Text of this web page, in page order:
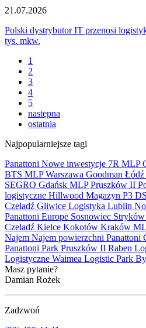
21.07.2026
Polski dystrybutor IT przenosi
tys. mkw.
1
2
3
4
5
następna
ostatnia
Najpopularniejsze tagi
Panattoni Nowe inwestycje 7R MLP
BTS MLPWarszawa Goodman Łódź
SEGRO Gdańsk MLP Pruszków II
logistyczne Hillwood Magazyn P3
Czeladź Gliwice Logistyka Lublin
Panattoni Europe Sosnowiec Stryków
Czeladź Kielce Kokotów Kraków
Najem Najem powierzchni Panattoni
Panattoni Park Pruszków II Raben
Logistyczne Waimea Logistic Park
Masz pytanie?
Damian Rożek
Zadzwoń